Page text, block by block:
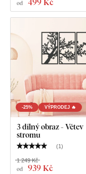
který jste si
od
-25% VÝPRODEJ 🔥
3 dílný obraz - Větev
stromu
(1)
od 939 Kč
1 249 Kč